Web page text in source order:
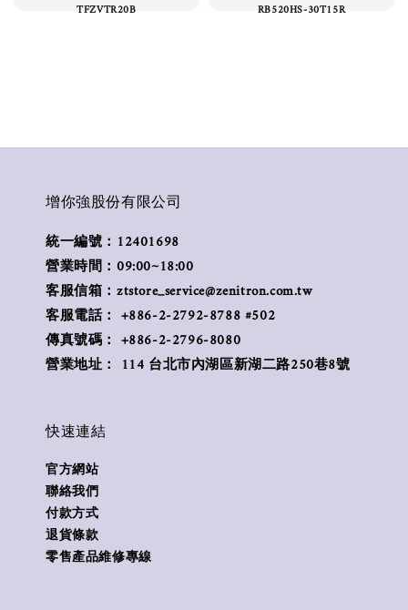
TFZVTR20B RB520HS-30T15R
增你強股份有限公司
統一編號：12401698
營業時間：09:00~18:00
客服信箱：ztstore_service@zenitron.com.tw
客服電話： +886-2-2792-8788 #502
傳真號碼： +886-2-2796-8080
營業地址： 114 台北市內湖區新湖二路250巷8號
快速連結
官方網站
聯絡我們
付款方式
退貨條款
零售產品維修專線